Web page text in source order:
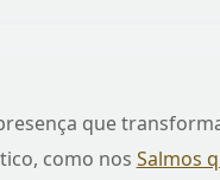
que
como nos Salmos